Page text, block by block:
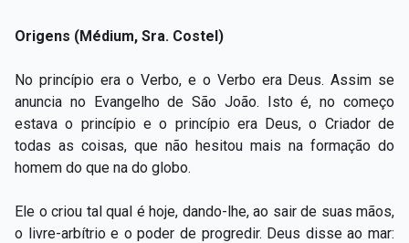
Origens (Médium, Sra. Costel)
No princípio era o Verbo, e o Verbo era Deus. Assim se
anuncia no Evangelho de São João. Isto é, no começo
estava o princípio e o princípio era Deus, o Criador de
todas as coisas, que não hesitou mais na formação do
homem do que na do globo.
Ele o criou tal qual é hoje, dando-lhe, ao sair de suas mãos,
o livre-arbítrio e o poder de progredir. Deus disse ao mar: